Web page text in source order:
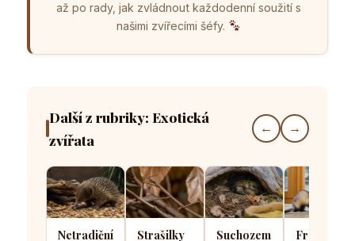
až po rady, jak zvládnout každodenní soužití s
našimi zvířecími šéfy.
Další z rubriky: Exotická
zvířata
← →
Netradiční
Strašilky
Suchozemské
Fretka vs.